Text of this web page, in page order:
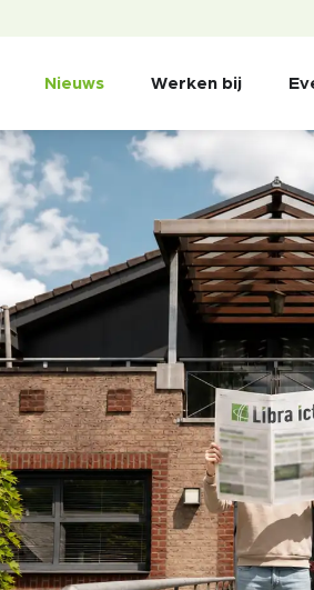
Nieuws Werken bij